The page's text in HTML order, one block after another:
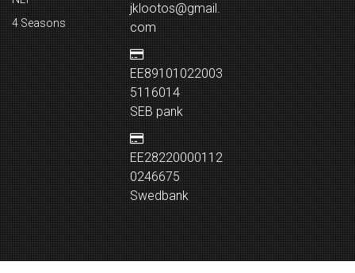
4 Seasons
jklootos@gmail.
com
EE89101022003
5116014
SEB pank
EE28220000112
0246675
Swedbank